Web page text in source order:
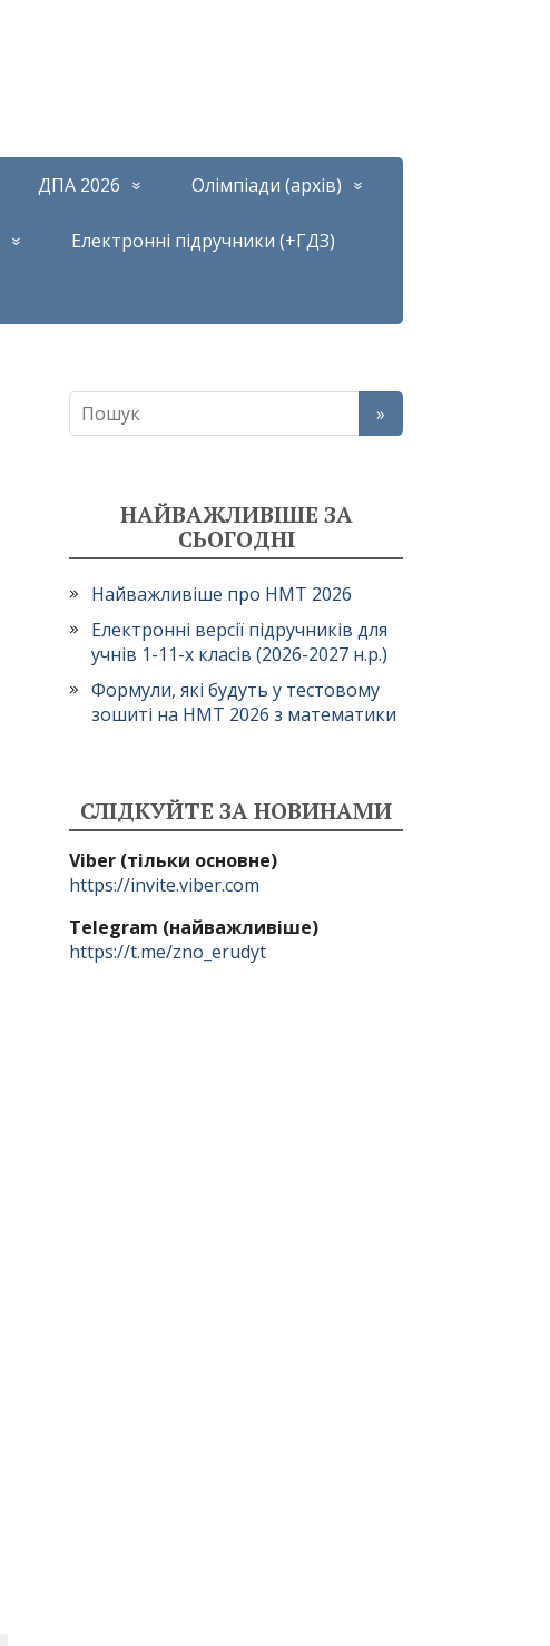
ДПА 2026 Олімпіади (архів)
Електронні підручники (+ГДЗ)
НАЙВАЖЛИВІШЕ ЗА
СЬОГОДНІ
Найважливіше про НМТ 2026
Електронні версії підручників для
учнів 1-11-х класів (2026-2027 н.р.)
Формули, які будуть у тестовому
зошиті на НМТ 2026 з математики
СЛІДКУЙТЕ ЗА НОВИНАМИ
Viber (тільки основне)
https://invite.viber.com
Telegram (найважливіше)
https://t.me/zno_erudyt